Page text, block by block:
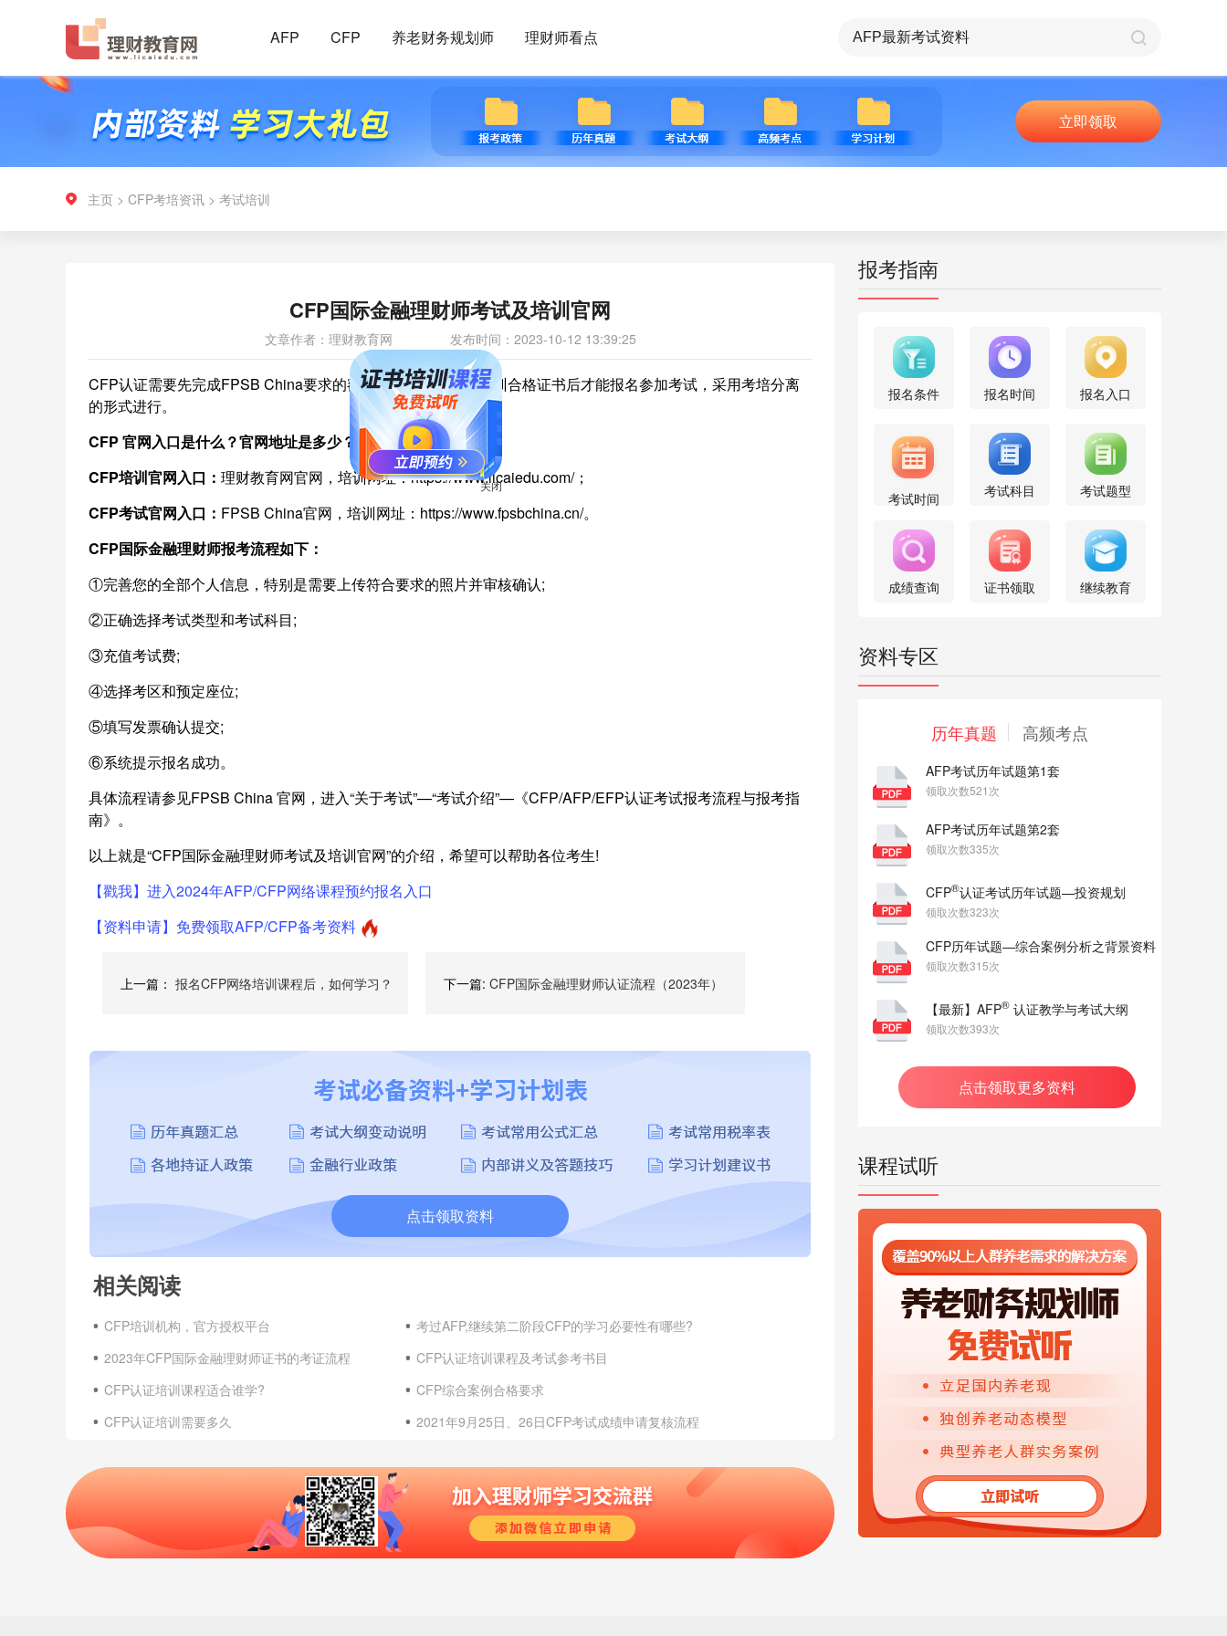
AFP CFP 养老财务规划师 理财师看点
立即领取
主页 > CFP考培资讯 > 考试培训
CFP国际金融理财师考试及培训官网
文章作者：理财教育网 发布时间：2023-10-12 13:39:25
CFP认证需要先完成FPSB China要求的额定学时培训，获得培训合格证书后才能报名参加考试，采用考培分离
的形式进行。
CFP 官网入口是什么？官网地址是多少？
CFP培训官网入口： 理财教育网官网，培训网址：https://www.licaiedu.com/；
CFP考试官网入口： FPSB China官网，培训网址：https://www.fpsbchina.cn/。
CFP国际金融理财师报考流程如下：
①完善您的全部个人信息，特别是需要上传符合要求的照片并审核确认;
②正确选择考试类型和考试科目;
③充值考试费;
④选择考区和预定座位;
⑤填写发票确认提交;
⑥系统提示报名成功。
具体流程请参见FPSB China 官网，进入“关于考试”—“考试介绍”—《CFP/AFP/EFP认证考试报考流程与报考指
南》。
以上就是“CFP国际金融理财师考试及培训官网”的介绍，希望可以帮助各位考生!
【戳我】进入2024年AFP/CFP网络课程预约报名入口
【资料申请】免费领取AFP/CFP备考资料
上一篇： 报名CFP网络培训课程后，如何学习？ 下一篇: CFP国际金融理财师认证流程（2023年）
点击领取资料
相关阅读
CFP培训机构，官方授权平台
考过AFP,继续第二阶段CFP的学习必要性有哪些?
2023年CFP国际金融理财师证书的考证流程
CFP认证培训课程及考试参考书目
CFP认证培训课程适合谁学?
CFP综合案例合格要求
CFP认证培训需要多久
2021年9月25日、26日CFP考试成绩申请复核流程
报考指南
报名条件 报名时间 报名入口
考试时间 考试科目 考试题型
成绩查询 证书领取 继续教育
资料专区
历年真题 高频考点
AFP考试历年试题第1套
领取次数521次
AFP考试历年试题第2套
领取次数335次
CFP®认证考试历年试题—投资规划
领取次数323次
CFP历年试题—综合案例分析之背景资料
领取次数315次
【最新】AFP® 认证教学与考试大纲
领取次数393次
点击领取更多资料
课程试听
关闭